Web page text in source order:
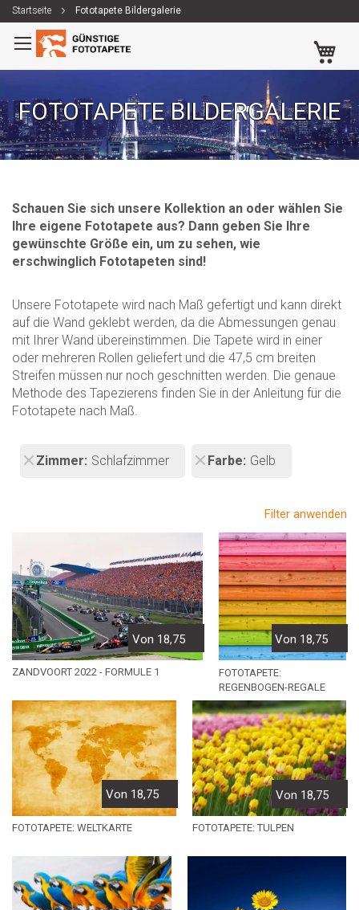
Startseite Fototapete Bildergalerie
Zum
Inhalt
springen
FOTOTAPETE BILDERGALERIE
Schauen Sie sich unsere Kollektion an oder wählen Sie
Ihre eigene Fototapete aus? Dann geben Sie Ihre
gewünschte Größe ein, um zu sehen, wie
erschwinglich Fototapeten sind!
Unsere Fototapete wird nach Maß gefertigt und kann direkt
auf die Wand geklebt werden, da die Abmessungen genau
mit Ihrer Wand übereinstimmen. Die Tapete wird in einer
oder mehreren Rollen geliefert und die 47,5 cm breiten
Streifen müssen nur noch geschnitten werden. Die genaue
Methode des Tapezierens finden Sie in der Anleitung für die
Fototapete nach Maß.
Zimmer Schlafzimmer Farbe Gelb
Filter anwenden
Von 18,75
ZANDVOORT 2022 - FORMULE 1
Von 18,75
FOTOTAPETE:
REGENBOGEN-REGALE
Von 18,75
FOTOTAPETE: WELTKARTE
Von 18,75
FOTOTAPETE: TULPEN